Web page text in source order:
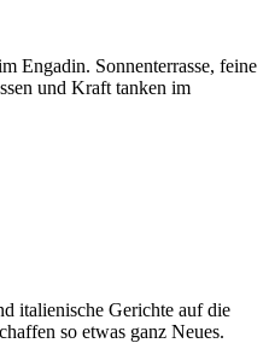
Engadin. Sonnenterrasse, feine
und Kraft tanken im
italienische Gerichte auf die
so etwas ganz Neues.